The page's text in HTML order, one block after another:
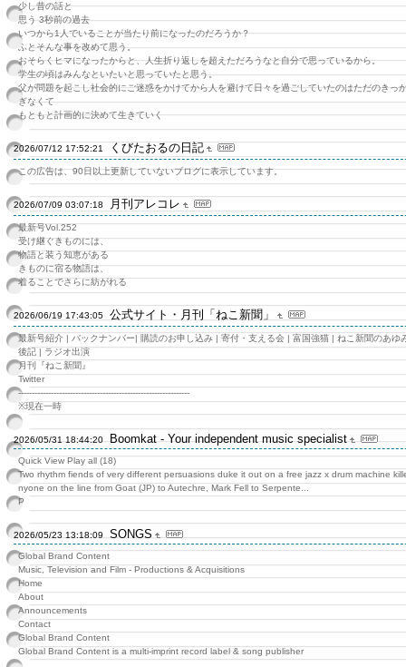
少し昔の話と
思う 3秒前の過去
いつから1人でいることが当たり前になったのだろうか？
ふとそんな事を改めて思う。
おそらくヒマになったからと、人生折り返しを超えただろうなと自分で思っているから。
学生の頃はみんなといたいと思っていたと思う。
父が問題を起こし社会的にご迷惑をかけてから人を避けて日々を過ごしていたのはただのきっ
ぎなくて
もともと計画的に決めて生きていく
2026/07/12 17:52:21 くびたおるの日記
この広告は、90日以上更新していないブログに表示しています。
2026/07/09 03:07:18 月刊アレコレ
最新号Vol.252
受け継ぐきものには、
物語と装う知恵がある
きものに宿る物語は、
着ることでさらに紡がれる
2026/06/19 17:43:05 公式サイト・月刊「ねこ新聞」
最新号紹介 | バックナンバー| 購読のお申し込み | 寄付・支える会 | 富国強猫 | ねこ新聞のあゆ
後記 | ラジオ出演
月刊『ねこ新聞』
Twitter
---------------------------------------------------------------
※現在一時
2026/05/31 18:44:20 Boomkat - Your independent music specialist
Quick View Play all (18)
Two rhythm fiends of very different persuasions duke it out on a free jazz x drum machine
nyone on the line from Goat (JP) to Autechre, Mark Fell to Serpente...
P
2026/05/23 13:18:09 SONGS
Global Brand Content
Music, Television and Film - Productions & Acquisitions
Home
About
Announcements
Contact
Global Brand Content
Global Brand Content is a multi-imprint record label & song publisher